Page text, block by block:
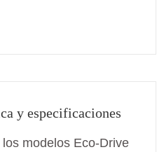
y especificaciones
modelos Eco-Drive